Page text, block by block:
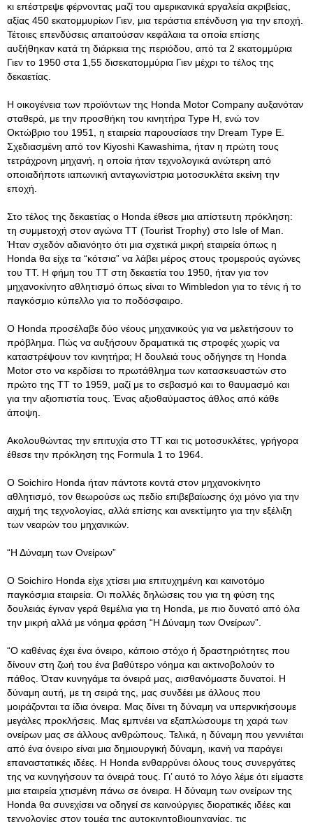
κι επέστρεψε φέρνοντας μαζί του αμερικανικά εργαλεία ακριβείας,
αξίας 450 εκατομμυρίων Γιεν, μια τεράστια επένδυση για την εποχή.
Τέτοιες επενδύσεις απαιτούσαν κεφάλαια τα οποία επίσης
αυξήθηκαν κατά τη διάρκεια της περιόδου, από τα 2 εκατομμύρια
Γιεν το 1950 στα 1,55 δισεκατομμύρια Γιεν μέχρι το τέλος της
δεκαετίας.
Η οικογένεια των προϊόντων της Honda Motor Company αυξανόταν
σταθερά, με την προσθήκη του κινητήρα Type H, ενώ τον
Οκτώβριο του 1951, η εταιρεία παρουσίασε την Dream Type E.
Σχεδιασμένη από τον Kiyoshi Kawashima, ήταν η πρώτη τους
τετράχρονη μηχανή, η οποία ήταν τεχνολογικά ανώτερη από
οποιαδήποτε ιαπωνική ανταγωνίστρια μοτοσυκλέτα εκείνη την
εποχή.
Στο τέλος της δεκαετίας ο Honda έθεσε μια απίστευτη πρόκληση:
τη συμμετοχή στον αγώνα ΤΤ (Tourist Trophy) στο Isle of Man.
Ήταν σχεδόν αδιανόητο ότι μια σχετικά μικρή εταιρεία όπως η
Honda θα είχε τα “κότσια” να λάβει μέρος στους τρομερούς αγώνες
του TT. Η φήμη του TT στη δεκαετία του 1950, ήταν για τον
μηχανοκίνητο αθλητισμό όπως είναι το Wimbledon για το τένις ή το
παγκόσμιο κύπελλο για το ποδόσφαιρο.
Ο Honda προσέλαβε δύο νέους μηχανικούς για να μελετήσουν το
πρόβλημα. Πώς να αυξήσουν δραματικά τις στροφές χωρίς να
καταστρέψουν τον κινητήρα; Η δουλειά τους οδήγησε τη Honda
Motor στο να κερδίσει το πρωτάθλημα των κατασκευαστών στο
πρώτο της TT το 1959, μαζί με το σεβασμό και το θαυμασμό και
για την αξιοπιστία τους. Ένας αξιοθαύμαστος άθλος από κάθε
άποψη.
Ακολουθώντας την επιτυχία στο TT και τις μοτοσυκλέτες, γρήγορα
έθεσε την πρόκληση της Formula 1 το 1964.
Ο Soichiro Honda ήταν πάντοτε κοντά στον μηχανοκίνητο
αθλητισμό, τον θεωρούσε ως πεδίο επιβεβαίωσης όχι μόνο για την
αιχμή της τεχνολογίας, αλλά επίσης και ανεκτίμητο για την εξέλιξη
των νεαρών του μηχανικών.
“Η Δύναμη των Ονείρων”
Ο Soichiro Honda είχε χτίσει μια επιτυχημένη και καινοτόμο
παγκόσμια εταιρεία. Οι πολλές δηλώσεις του για τη φύση της
δουλειάς έγιναν γερά θεμέλια για τη Honda, με πιο δυνατό από όλα
την μικρή αλλά με νόημα φράση “Η Δύναμη των Ονείρων”.
“Ο καθένας έχει ένα όνειρο, κάποιο στόχο ή δραστηριότητες που
δίνουν στη ζωή του ένα βαθύτερο νόημα και ακτινοβολούν το
πάθος. Όταν κυνηγάμε τα όνειρά μας, αισθανόμαστε δυνατοί. Η
δύναμη αυτή, με τη σειρά της, μας συνδέει με άλλους που
μοιράζονται τα ίδια όνειρα. Μας δίνει τη δύναμη να υπερνικήσουμε
μεγάλες προκλήσεις. Μας εμπνέει να εξαπλώσουμε τη χαρά των
ονείρων μας σε άλλους ανθρώπους. Τελικά, η δύναμη που γεννιέται
από ένα όνειρο είναι μια δημιουργική δύναμη, ικανή να παράγει
επαναστατικές ιδέες. Η Honda ενθαρρύνει όλους τους συνεργάτες
της να κυνηγήσουν τα όνειρά τους. Γι’ αυτό το λόγο λέμε ότι είμαστε
μια εταιρεία χτισμένη πάνω σε όνειρα. Η δύναμη των ονείρων της
Honda θα συνεχίσει να οδηγεί σε καινούργιες διορατικές ιδέες και
τεχνολογίες στον τομέα της αυτοκινητοβιομηχανίας, τις